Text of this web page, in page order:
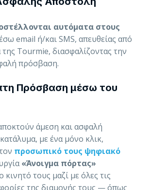
αυτόματα στους
email ή/και SMS, απευθείας από
Tourmie, διασφαλίζοντας την
πρόσβαση.
Πρόσβαση μέσω του
άμεση και ασφαλή
με ένα μόνο κλικ,
προσωπικό τους ψηφιακό
«Άνοιγμα πόρτας»
κινητό τους μαζί με όλες τις
της διαμονής τους — όπως